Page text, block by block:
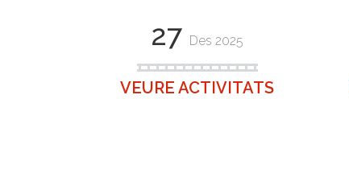
27 Des 2025
VEURE ACTIVITATS